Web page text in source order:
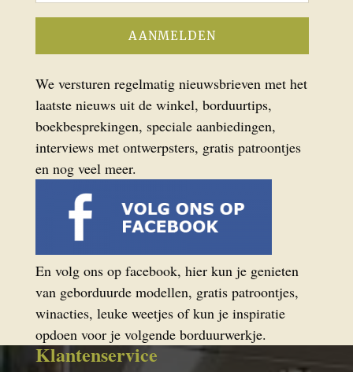
We versturen regelmatig nieuwsbrieven met het
laatste nieuws uit de winkel, borduurtips,
boekbesprekingen, speciale aanbiedingen,
interviews met ontwerpsters, gratis patroontjes
en nog veel meer.
En volg ons op facebook, hier kun je genieten
van geborduurde modellen, gratis patroontjes,
winacties, leuke weetjes of kun je inspiratie
opdoen voor je volgende borduurwerkje.
Klantenservice